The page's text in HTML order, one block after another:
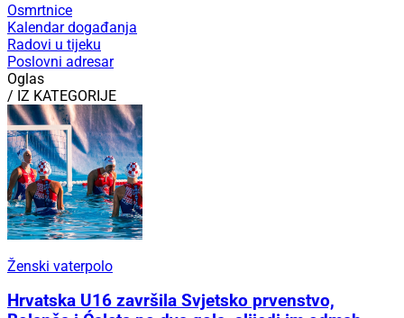
Osmrtnice
Kalendar događanja
Radovi u tijeku
Poslovni adresar
Oglas
/ IZ KATEGORIJE
Ženski vaterpolo
Hrvatska U16 završila Svjetsko prvenstvo,